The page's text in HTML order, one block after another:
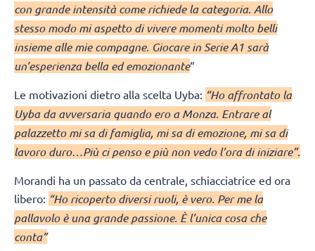
con grande intensità come richiede la categoria. Allo
stesso modo mi aspetto di vivere momenti molto belli
insieme alle mie compagne. Giocare in Serie A1 sarà
un’esperienza bella ed emozionante“
Le motivazioni dietro alla scelta Uyba: “Ho affrontato la
Uyba da avversaria quando ero a Monza. Entrare al
palazzetto mi sa di famiglia, mi sa di emozione, mi sa di
lavoro duro…Più ci penso e più non vedo l’ora di iniziare”.
Morandi ha un passato da centrale, schiacciatrice ed ora
libero: “Ho ricoperto diversi ruoli, è vero. Per me la
pallavolo è una grande passione. È l’unica cosa che
conta”